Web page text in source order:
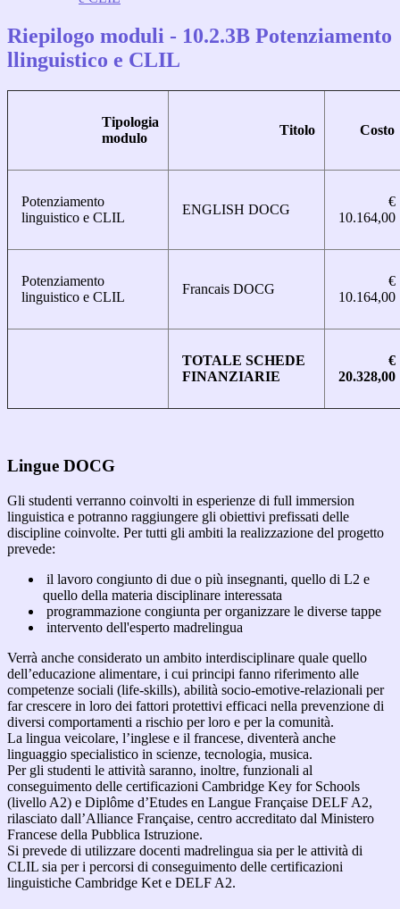
Riepilogo moduli - 10.2.3B Potenziamento
llinguistico e CLIL
Tipologia
modulo
Titolo Costo
Potenziamento
linguistico e CLIL
ENGLISH DOCG
€
10.164,00
Potenziamento
linguistico e CLIL
Francais DOCG
€
10.164,00
TOTALE SCHEDE
FINANZIARIE
€
20.328,00
Lingue DOCG
Gli studenti verranno coinvolti in esperienze di full immersion
linguistica e potranno raggiungere gli obiettivi prefissati delle
discipline coinvolte. Per tutti gli ambiti la realizzazione del progetto
prevede:
il lavoro congiunto di due o più insegnanti, quello di L2 e
quello della materia disciplinare interessata
programmazione congiunta per organizzare le diverse tappe
intervento dell'esperto madrelingua
Verrà anche considerato un ambito interdisciplinare quale quello
dell’educazione alimentare, i cui principi fanno riferimento alle
competenze sociali (life-skills), abilità socio-emotive-relazionali per
far crescere in loro dei fattori protettivi efficaci nella prevenzione di
diversi comportamenti a rischio per loro e per la comunità.
La lingua veicolare, l’inglese e il francese, diventerà anche
linguaggio specialistico in scienze, tecnologia, musica.
Per gli studenti le attività saranno, inoltre, funzionali al
conseguimento delle certificazioni Cambridge Key for Schools
(livello A2) e Diplôme d’Etudes en Langue Française DELF A2,
rilasciato dall’Alliance Française, centro accreditato dal Ministero
Francese della Pubblica Istruzione.
Si prevede di utilizzare docenti madrelingua sia per le attività di
CLIL sia per i percorsi di conseguimento delle certificazioni
linguistiche Cambridge Ket e DELF A2.